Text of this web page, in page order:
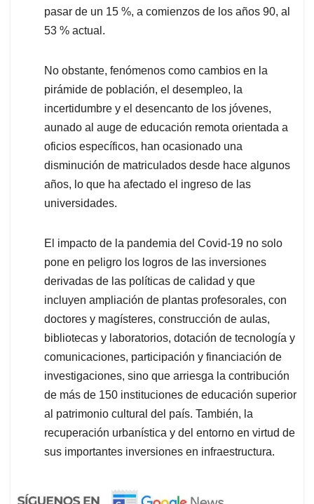
pasar de un 15 %, a comienzos de los años 90, al
53 % actual.
No obstante, fenómenos como cambios en la
pirámide de población, el desempleo, la
incertidumbre y el desencanto de los jóvenes,
aunado al auge de educación remota orientada a
oficios específicos, han ocasionado una
disminución de matriculados desde hace algunos
años, lo que ha afectado el ingreso de las
universidades.
El impacto de la pandemia del Covid-19 no solo
pone en peligro los logros de las inversiones
derivadas de las políticas de calidad y que
incluyen ampliación de plantas profesorales, con
doctores y magísteres, construcción de aulas,
bibliotecas y laboratorios, dotación de tecnología y
comunicaciones, participación y financiación de
investigaciones, sino que arriesga la contribución
de más de 150 instituciones de educación superior
al patrimonio cultural del país. También, la
recuperación urbanística y del entorno en virtud de
sus importantes inversiones en infraestructura.